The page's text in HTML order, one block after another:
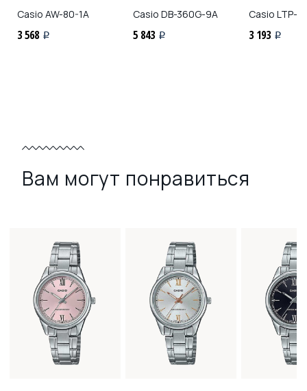
Casio AW-80-1A
3 568 i
Casio DB-360G-9A
5 843 i
Casio LTP-
3 193 i
Вам могут понравиться